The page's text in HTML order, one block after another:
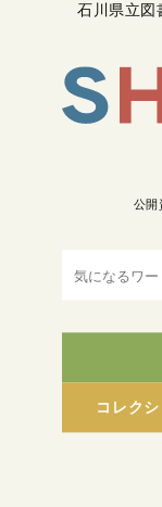
石川県立図
コレク
公開